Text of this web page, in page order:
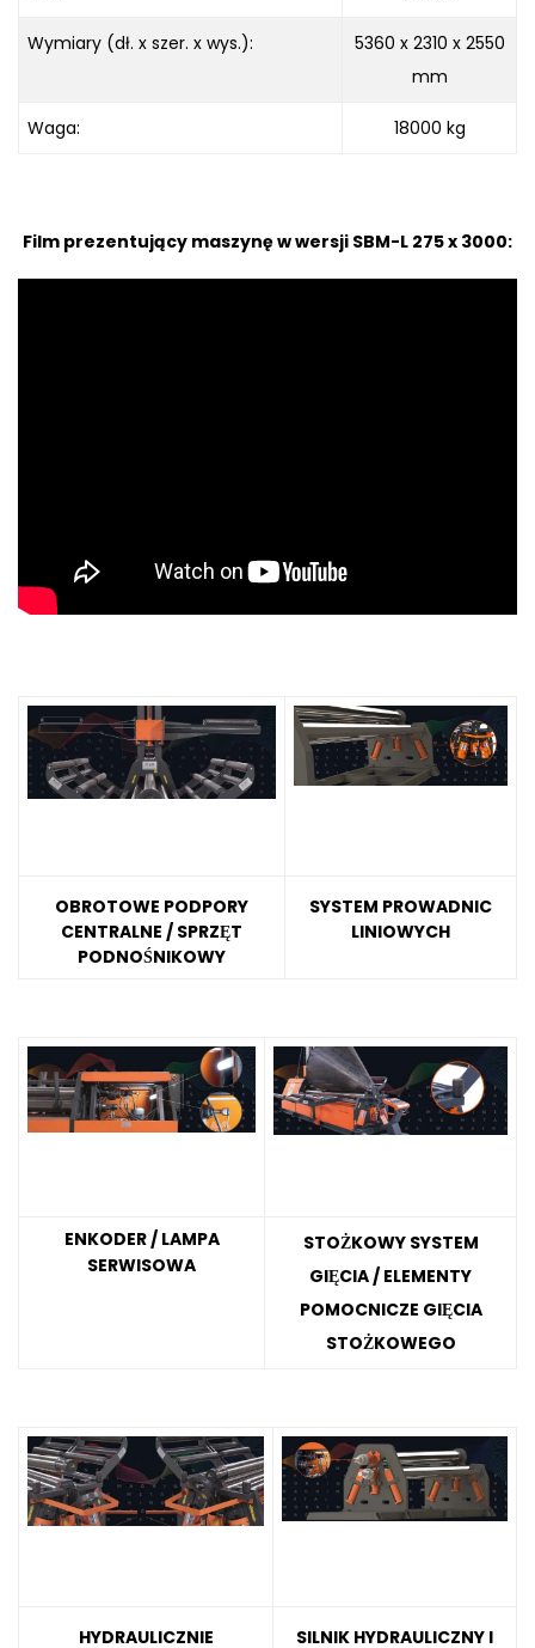
Wymiary (dł. x szer. x wys.): 5360 x 2310 x 2550
mm
Waga: 18000 kg
Film prezentujący maszynę w wersji SBM-L 275 x 3000:
OBROTOWE PODPORY
CENTRALNE / SPRZĘT
PODNOŚNIKOWY
SYSTEM PROWADNIC
LINIOWYCH
ENKODER / LAMPA
SERWISOWA
STOŻKOWY SYSTEM
GIĘCIA / ELEMENTY
POMOCNICZE GIĘCIA
STOŻKOWEGO
HYDRAULICZNIE SILNIK HYDRAULICZNY I